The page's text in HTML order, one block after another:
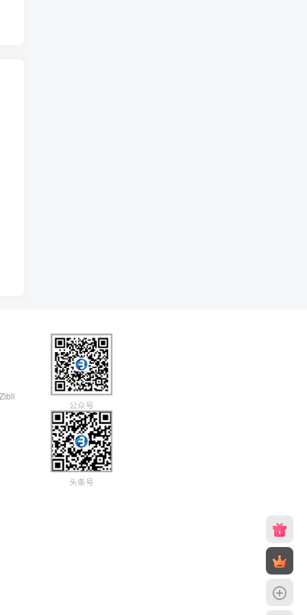
公众号
头条号